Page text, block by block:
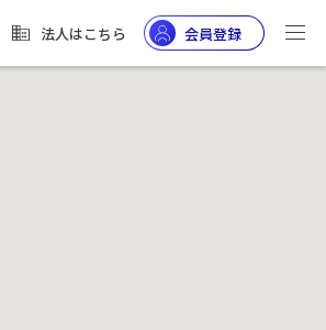
法人はこちら 会員登録